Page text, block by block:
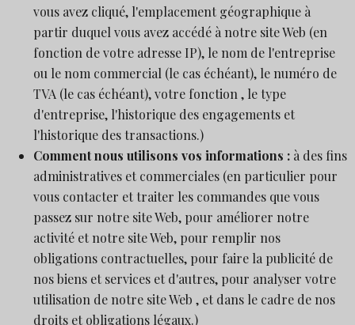
vous avez cliqué, l'emplacement géographique à
partir duquel vous avez accédé à notre site Web (en
fonction de votre adresse IP), le nom de l'entreprise
ou le nom commercial (le cas échéant), le numéro de
TVA (le cas échéant), votre fonction , le type
d'entreprise, l'historique des engagements et
l'historique des transactions.)
Comment nous utilisons vos informations : à des fins
administratives et commerciales (en particulier pour
vous contacter et traiter les commandes que vous
passez sur notre site Web, pour améliorer notre
activité et notre site Web, pour remplir nos
obligations contractuelles, pour faire la publicité de
nos biens et services et d'autres, pour analyser votre
utilisation de notre site Web , et dans le cadre de nos
droits et obligations légaux.)